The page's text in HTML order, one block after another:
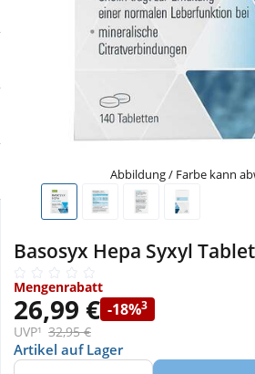
Schnäppchen
Täglich gut versorgt
Körperpflege & Kosmetik
Liebe & Erotik
Mutter & Kind
Nahrungsergänzung
Sanitätshaus
Sport & Fitness
Aliud Pharma
Abbildung / Farbe kann
Basosyx Hepa Syxyl
Mengenrabatt
26,99 € -18%3
UVP¹ 32,95 €
Artikel auf Lager